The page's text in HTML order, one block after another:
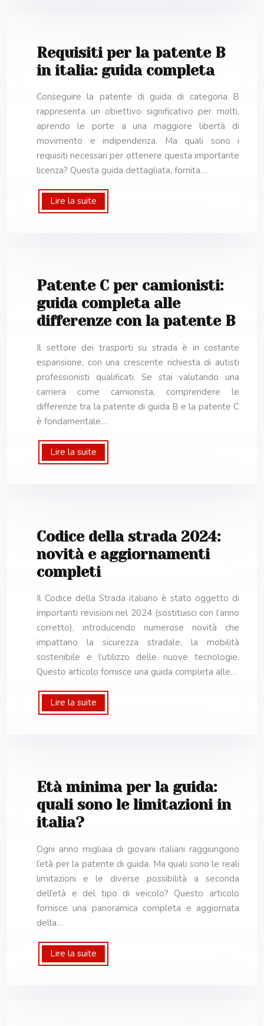
Requisiti per la patente B
in italia: guida completa
Conseguire la patente di guida di categoria B
rappresenta un obiettivo significativo per molti,
aprendo le porte a una maggiore libertà di
movimento e indipendenza. Ma quali sono i
requisiti necessari per ottenere questa importante
licenza? Questa guida dettagliata, fornita…
Lire la suite
Patente C per camionisti:
guida completa alle
differenze con la patente B
Il settore dei trasporti su strada è in costante
espansione, con una crescente richiesta di autisti
professionisti qualificati. Se stai valutando una
carriera come camionista, comprendere le
differenze tra la patente di guida B e la patente C
è fondamentale…
Lire la suite
Codice della strada 2024:
novità e aggiornamenti
completi
Il Codice della Strada italiano è stato oggetto di
importanti revisioni nel 2024 (sostituisci con l’anno
corretto), introducendo numerose novità che
impattano la sicurezza stradale, la mobilità
sostenibile e l’utilizzo delle nuove tecnologie.
Questo articolo fornisce una guida completa alle…
Lire la suite
Età minima per la guida:
quali sono le limitazioni in
italia?
Ogni anno migliaia di giovani italiani raggiungono
l’età per la patente di guida. Ma quali sono le reali
limitazioni e le diverse possibilità a seconda
dell’età e del tipo di veicolo? Questo articolo
fornisce una panoramica completa e aggiornata
della…
Lire la suite